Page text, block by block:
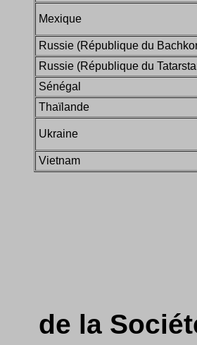
Mexique
Russie (République du
Russie (République du
Sénégal
Thaïlande
Ukraine
Vietnam
de la